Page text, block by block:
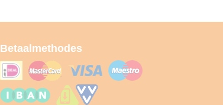
Betaalmethodes